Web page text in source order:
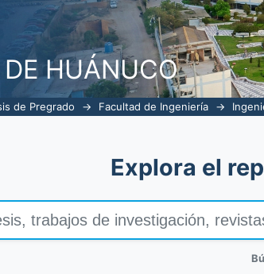
HUÁNUCO
de Pregrado → Facultad de Ingeniería →
Explora el